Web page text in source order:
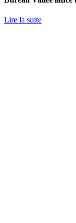
Lire la suite